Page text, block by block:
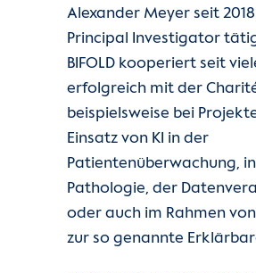
Alexander Meyer seit
Principal Investigator
BIFOLD kooperiert seit
erfolgreich mit der
beispielsweise bei
Einsatz von KI in der
Patientenüberwachung,
Pathologie, der
oder auch im Rahmen
zur so genannte